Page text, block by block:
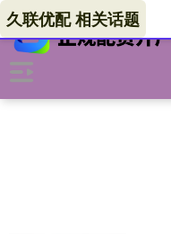
久联优配 相关话题